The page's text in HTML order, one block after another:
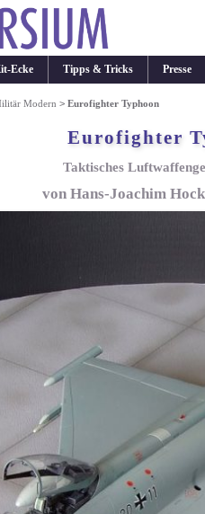
Ecke Tipps & Tricks Presse
Modern >Eurofighter Typhoon
Eurofighter
Taktisches
von Hans-Joachim